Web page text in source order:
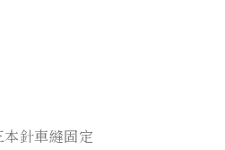
針車縫固定